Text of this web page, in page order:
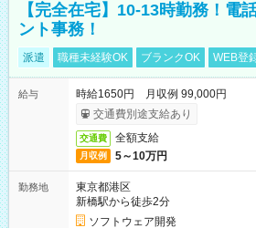
【完全在宅】10-13時勤務！電
ント事務！
派遣 職種未経験OK ブランクOK WEB登
給与
時給1650円 月収例 99,000円
交通費別途支給あり
交通費 全額支給
月収例 5～10万円
勤務地
東京都港区
新橋駅から徒歩2分
ソフトウェア開発